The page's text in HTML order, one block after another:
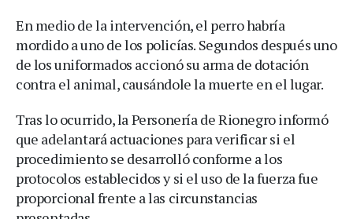
En medio de la intervención, el perro habría
mordido a uno de los policías. Segundos después uno
de los uniformados accionó su arma de dotación
contra el animal, causándole la muerte en el lugar.
Tras lo ocurrido, la Personería de Rionegro informó
que adelantará actuaciones para verificar si el
procedimiento se desarrolló conforme a los
protocolos establecidos y si el uso de la fuerza fue
proporcional frente a las circunstancias